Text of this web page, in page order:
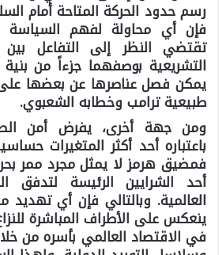
رسم حدود الحركة المتاحة أمام
فإن أي محاولة لفهم السياسة
تقتضي النظر إلى التفاعل
التشريعية بوصفهما جزءاً من بنية
يمكن فصل عناصرها عن بعضها
طبيعية ترامب وخطابه الشعبوي.
ومن جهة أخرى، يفرض أمن
باعتباره أحد أكثر المتغيرات
فمضيق هرمز لا يمثل مجرد ممر
أحد الشرايين الرئيسة لتدفق
العالمية. وبالتالي فإن أي تهديد
ينعكس على الأطراف المباشرة
في الاقتصاد العالمي بأسره من